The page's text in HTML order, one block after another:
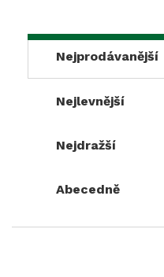
Nejprodávanější
Nejlevnější
Nejdražší
Abecedně